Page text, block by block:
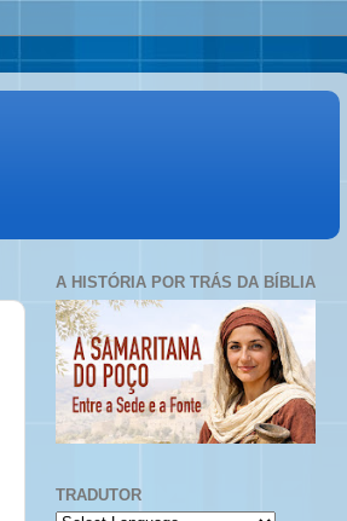
A HISTÓRIA POR TRÁS DA BÍBLIA
TRADUTOR